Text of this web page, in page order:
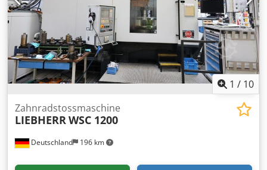
1 / 10
Deutschland 196 km
Zahnradstossmaschine
LIEBHERR WSC 1200